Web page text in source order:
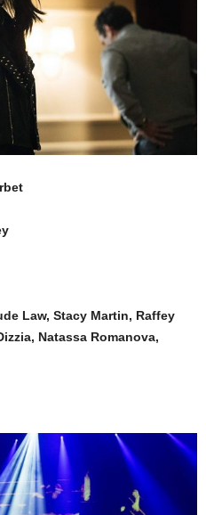
Law, Stacy Martin, Raffey
Natassa Romanova,